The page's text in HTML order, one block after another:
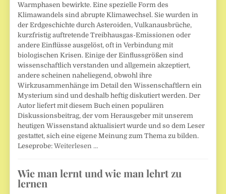
Warmphasen bewirkte. Eine spezielle Form des
Klimawandels sind abrupte Klimawechsel. Sie wurden in
der Erdgeschichte durch Asteroiden, Vulkanausbrüche,
kurzfristig auftretende Treibhausgas-Emissionen oder
andere Einflüsse ausgelöst, oft in Verbindung mit
biologischen Krisen. Einige der Einflussgrößen sind
wissenschaftlich verstanden und allgemein akzeptiert,
andere scheinen naheliegend, obwohl ihre
Wirkzusammenhänge im Detail den Wissenschaftlern ein
Mysterium sind und deshalb heftig diskutiert werden. Der
Autor liefert mit diesem Buch einen populären
Diskussionsbeitrag, der vom Herausgeber mit unserem
heutigen Wissenstand aktualisiert wurde und so dem Leser
gestattet, sich eine eigene Meinung zum Thema zu bilden.
Leseprobe:Weiterlesen …
Wie man lernt und wie man lehrt zu
lernen